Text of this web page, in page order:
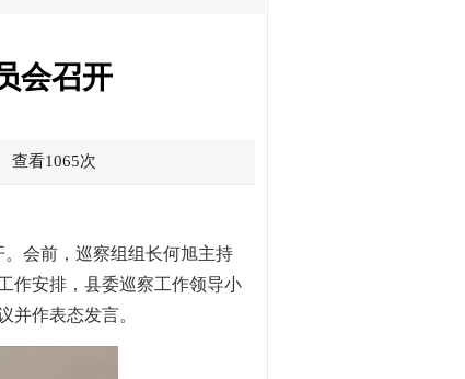
会召开
查看1065次
会前，巡察组组长何旭主持
作安排，县委巡察工作领导小
并作表态发言。